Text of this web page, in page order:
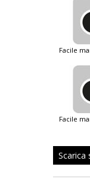
facile
facile
Scarica